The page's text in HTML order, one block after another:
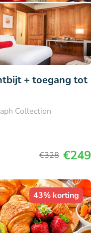
+ toegang tot
Collection
€328 €249
43% korting